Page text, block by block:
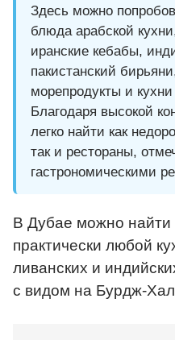
Здесь можно
блюда арабской
иранские кебабы,
пакистанский
морепродукты и кухни
Благодаря высокой
легко найти как
так и рестораны,
гастрономическими
В Дубае можно найти
практически любой
ливанских и
с видом на Бурдж-